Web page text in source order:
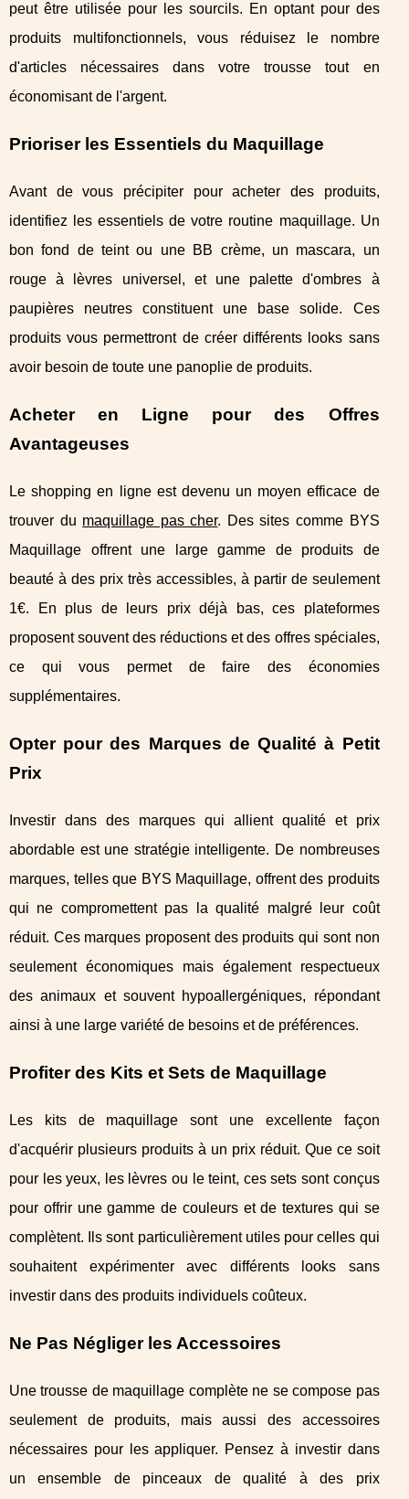
peut être utilisée pour les sourcils. En optant pour des
produits multifonctionnels, vous réduisez le nombre
d'articles nécessaires dans votre trousse tout en
économisant de l'argent.
Prioriser les Essentiels du Maquillage
Avant de vous précipiter pour acheter des produits,
identifiez les essentiels de votre routine maquillage. Un
bon fond de teint ou une BB crème, un mascara, un
rouge à lèvres universel, et une palette d'ombres à
paupières neutres constituent une base solide. Ces
produits vous permettront de créer différents looks sans
avoir besoin de toute une panoplie de produits.
Acheter en Ligne pour des Offres
Avantageuses
Le shopping en ligne est devenu un moyen efficace de
trouver du maquillage pas cher. Des sites comme BYS
Maquillage offrent une large gamme de produits de
beauté à des prix très accessibles, à partir de seulement
1€. En plus de leurs prix déjà bas, ces plateformes
proposent souvent des réductions et des offres spéciales,
ce qui vous permet de faire des économies
supplémentaires.
Opter pour des Marques de Qualité à Petit
Prix
Investir dans des marques qui allient qualité et prix
abordable est une stratégie intelligente. De nombreuses
marques, telles que BYS Maquillage, offrent des produits
qui ne compromettent pas la qualité malgré leur coût
réduit. Ces marques proposent des produits qui sont non
seulement économiques mais également respectueux
des animaux et souvent hypoallergéniques, répondant
ainsi à une large variété de besoins et de préférences.
Profiter des Kits et Sets de Maquillage
Les kits de maquillage sont une excellente façon
d'acquérir plusieurs produits à un prix réduit. Que ce soit
pour les yeux, les lèvres ou le teint, ces sets sont conçus
pour offrir une gamme de couleurs et de textures qui se
complètent. Ils sont particulièrement utiles pour celles qui
souhaitent expérimenter avec différents looks sans
investir dans des produits individuels coûteux.
Ne Pas Négliger les Accessoires
Une trousse de maquillage complète ne se compose pas
seulement de produits, mais aussi des accessoires
nécessaires pour les appliquer. Pensez à investir dans
un ensemble de pinceaux de qualité à des prix